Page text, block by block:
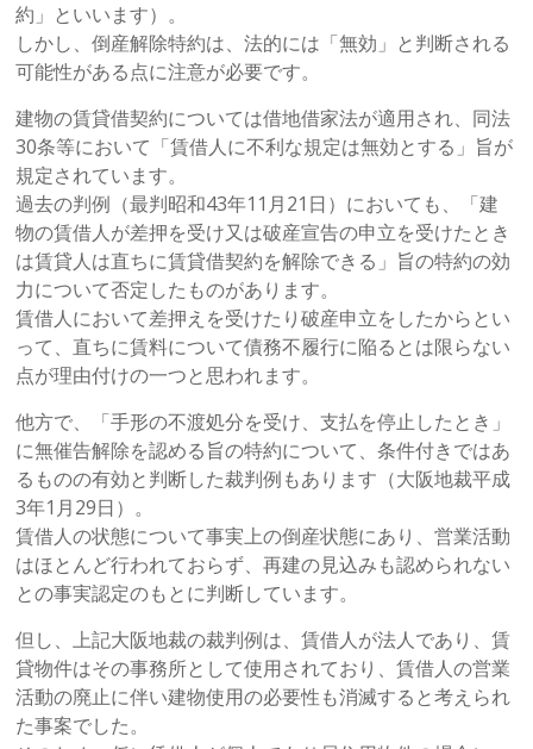
約」といいます）。
しかし、倒産解除特約は、法的には「無効」と判断される
可能性がある点に注意が必要です。
建物の賃貸借契約については借地借家法が適用され、同法
30条等において「賃借人に不利な規定は無効とする」旨が
規定されています。
過去の判例（最判昭和43年11月21日）においても、「建
物の賃借人が差押を受け又は破産宣告の申立を受けたとき
は賃貸人は直ちに賃貸借契約を解除できる」旨の特約の効
力について否定したものがあります。
賃借人において差押えを受けたり破産申立をしたからとい
って、直ちに賃料について債務不履行に陥るとは限らない
点が理由付けの一つと思われます。
他方で、「手形の不渡処分を受け、支払を停止したとき」
に無催告解除を認める旨の特約について、条件付きではあ
るものの有効と判断した裁判例もあります（大阪地裁平成
3年1月29日）。
賃借人の状態について事実上の倒産状態にあり、営業活動
はほとんど行われておらず、再建の見込みも認められない
との事実認定のもとに判断しています。
但し、上記大阪地裁の裁判例は、賃借人が法人であり、賃
貸物件はその事務所として使用されており、賃借人の営業
活動の廃止に伴い建物使用の必要性も消滅すると考えられ
た事案でした。